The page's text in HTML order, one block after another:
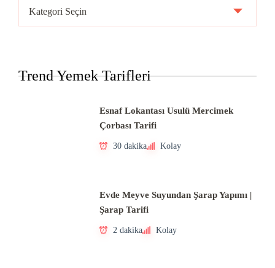
Mutfakları
Trend Yemek Tarifleri
Esnaf Lokantası Usulü Mercimek
Çorbası Tarifi
30 dakika Kolay
Evde Meyve Suyundan Şarap Yapımı |
Şarap Tarifi
2 dakika Kolay